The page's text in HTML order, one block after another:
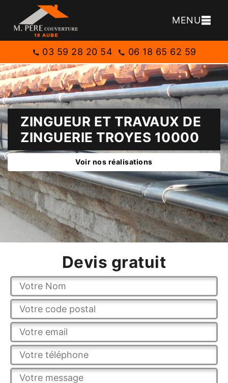
MENU
03 59 28 20 54 06 18 65 62 59
ZINGUEUR ET TRAVAUX DE
ZINGUERIE TROYES 10000
Voir nos réalisations
Devis gratuit